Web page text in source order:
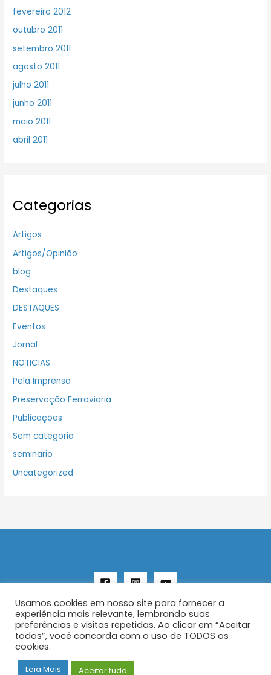
fevereiro 2012
outubro 2011
setembro 2011
agosto 2011
julho 2011
junho 2011
maio 2011
abril 2011
Categorias
Artigos
Artigos/Opinião
blog
Destaques
DESTAQUES
Eventos
Jornal
NOTICIAS
Pela Imprensa
Preservação Ferroviaria
Publicações
Sem categoria
seminario
Uncategorized
Copyright © 2026 AENFER
Construído por IurySan
Usamos cookies em nosso site para fornecer a
experiência mais relevante, lembrando suas
preferências e visitas repetidas. Ao clicar em “Aceitar
todos”, você concorda com o uso de TODOS os
cookies.
Leia Mais Aceitar tudo